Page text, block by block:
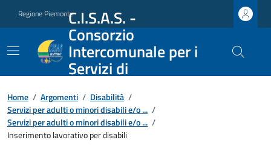
Regione PiemonteC.I.S.A.S. -
Consorzio
Intercomunale per i
Servizi di
Home / Argomenti / Disabilità /
Servizi per adulti o minori disabili e/o ... /
Servizi per adulti o minori disabili e/o ... /
Inserimento lavorativo per disabili